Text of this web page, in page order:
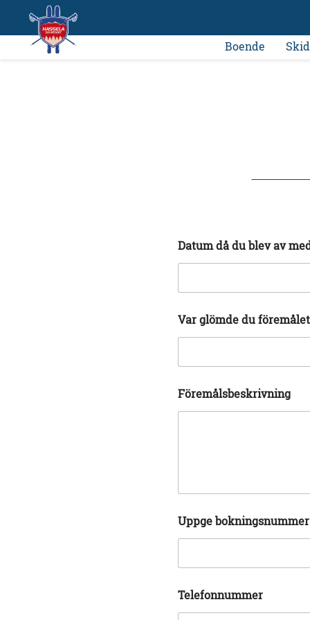
Boende
Datum då du blev av
Var glömde du
Föremålsbeskrivning
Uppge
u
m
e
d
Telefonnummer